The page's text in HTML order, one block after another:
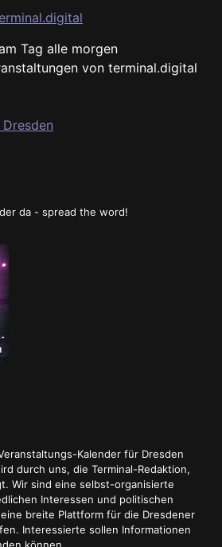
Tag alle morgen
von terminal.digital
da - spread the word!
Kalender für Dresden
durch uns, die Terminal-Redaktion,
Wir sind eine selbst-organisierte
Interessen und politischen
breite Plattform für die Dresdener
Interessierte sollen Informationen
können.